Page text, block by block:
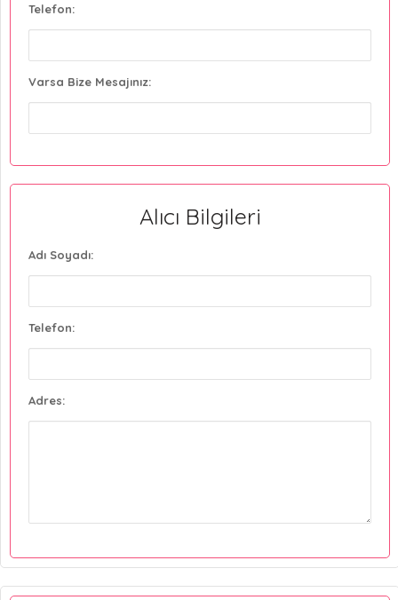
Telefon:
Varsa Bize Mesajınız:
Alıcı Bilgileri
Adı Soyadı:
Telefon:
Adres: